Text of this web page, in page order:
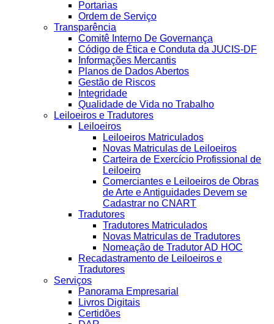
Portarias
Ordem de Serviço
Transparência
Comitê Interno De Governança
Código de Ética e Conduta da JUCIS-DF
Informações Mercantis
Planos de Dados Abertos
Gestão de Riscos
Integridade
Qualidade de Vida no Trabalho
Leiloeiros e Tradutores
Leiloeiros
Leiloeiros Matriculados
Novas Matriculas de Leiloeiros
Carteira de Exercício Profissional de
Leiloeiro
Comerciantes e Leiloeiros de Obras
de Arte e Antiguidades Devem se
Cadastrar no CNART
Tradutores
Tradutores Matriculados
Novas Matriculas de Tradutores
Nomeação de Tradutor AD HOC
Recadastramento de Leiloeiros e
Tradutores
Serviços
Panorama Empresarial
Livros Digitais
Certidões